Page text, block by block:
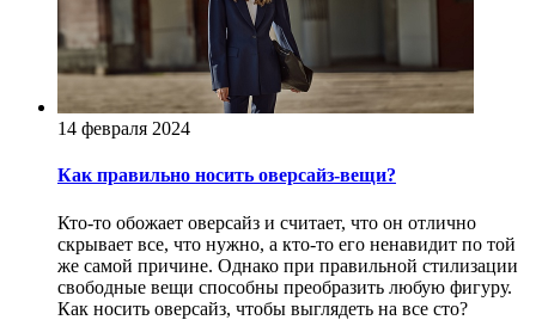
14 февраля 2024
Как правильно носить оверсайз-вещи?
Кто-то обожает оверсайз и считает, что он отлично
скрывает все, что нужно, а кто-то его ненавидит по той
же самой причине. Однако при правильной стилизации
свободные вещи способны преобразить любую фигуру.
Как носить оверсайз, чтобы выглядеть на все сто?